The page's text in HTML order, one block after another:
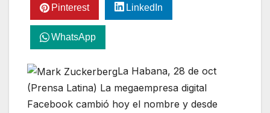
Pinterest LinkedIn
WhatsApp
La Habana, 28 de oct
(Prensa Latina) La megaempresa digital
Facebook cambió hoy el nombre y desde